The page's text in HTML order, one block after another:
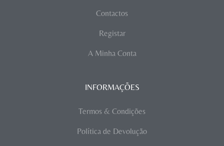
Contactos
Registar
A Minha Conta
INFORMAÇÕES
Termos & Condições
Política de Devolução